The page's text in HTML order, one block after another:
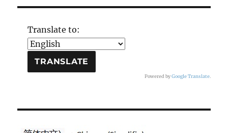
Translate to:
Powered byGoogle Translate.